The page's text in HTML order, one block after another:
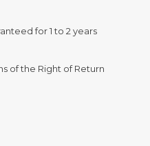
for 1 to 2 years
of the Right of Return